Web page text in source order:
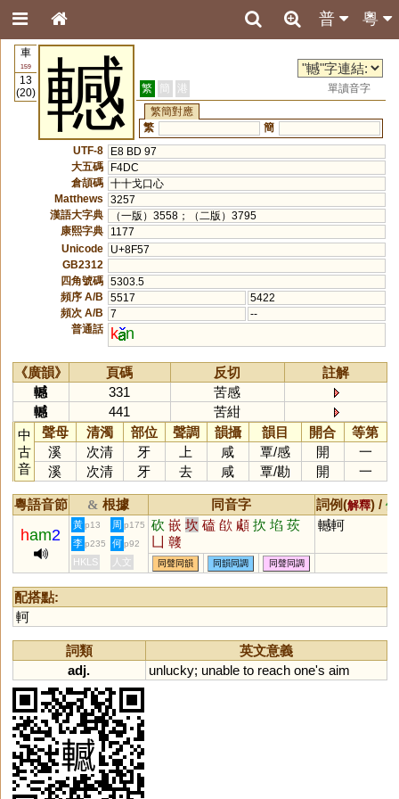
粵
普
車
159
13
(20)
轗 繁 簡 港
單讀音字
繁簡對應
繁
簡
UTF-8
E8 BD 97
大五碼
F4DC
倉頡碼 十十戈口心
Matthews
3257
漢語大字典
（一版）3558；（二版）3795
康熙字典
1177
Unicode
U+8F57
GB2312
四角號碼 5303.5
頻序 A/B
5517
5422
頻次 A/B
7
--
普通話
k n
《廣韻》 頁碼 反切
註解
轗
331
苦感
轗
441
苦紺
中
古
音
聲母 清濁 部位 聲調 韻攝 韻目 開合
等第
溪
次清 牙 上 咸 覃/感 開
一
溪
次清 牙 去 咸 覃/勘 開 一
粵語音節 & 根據 同音字 詞例(解釋) /
ham2
黃 p13 周 p175 砍 嵌 坎 磕 欿 顑 扻 埳 莰
凵 竷
轗軻
李 p235 何 p92
HKLS 人文 同聲同韻 同韻同調 同聲同調
配搭點:
軻
詞類
英文意義
adj.
unlucky; unable to reach one's aim